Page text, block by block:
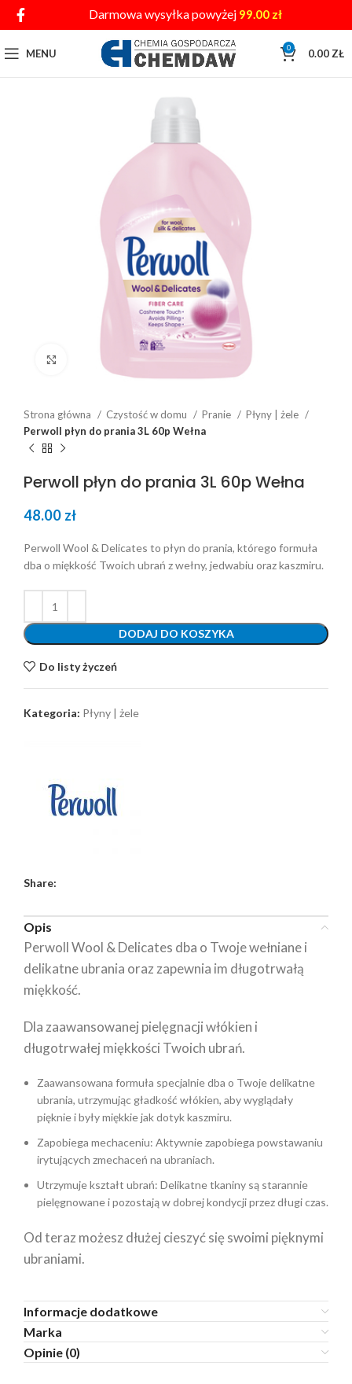
Darmowa wysyłka powyżej 99.00 zł
MENU 0 0.00 ZŁ
Click to enlarge
Strona główna Czystość w domu Pranie
Płyny | żele
Perwoll płyn do prania 3L 60p Wełna
Perwoll płyn do prania 3L 60p Wełna
48.00 zł
Perwoll Wool & Delicates to płyn do prania, którego formuła
dba o miękkość Twoich ubrań z wełny, jedwabiu oraz kaszmiru.
DODAJ DO KOSZYKA
Do listy życzeń
Kategoria: Płyny | żele
Share:
Opis
Perwoll Wool & Delicates dba o Twoje wełniane i
delikatne ubrania oraz zapewnia im długotrwałą
miękkość.
Dla zaawansowanej pielęgnacji włókien i
długotrwałej miękkości Twoich ubrań.
Zaawansowana formuła specjalnie dba o Twoje delikatne
ubrania, utrzymując gładkość włókien, aby wyglądały
pięknie i były miękkie jak dotyk kaszmiru.
Zapobiega mechaceniu: Aktywnie zapobiega powstawaniu
irytujących zmechaceń na ubraniach.
Utrzymuje kształt ubrań: Delikatne tkaniny są starannie
pielęgnowane i pozostają w dobrej kondycji przez długi czas.
Od teraz możesz dłużej cieszyć się swoimi pięknymi
ubraniami.
Informacje dodatkowe
Marka
Opinie (0)